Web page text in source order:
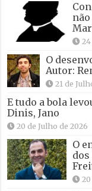
O
Autor:
21 de
E tudo a bola
Dinis, Jano
20 de Julho de 2026
O